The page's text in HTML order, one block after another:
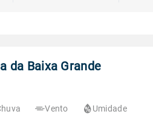
da Baixa Grande
Vento Umidade